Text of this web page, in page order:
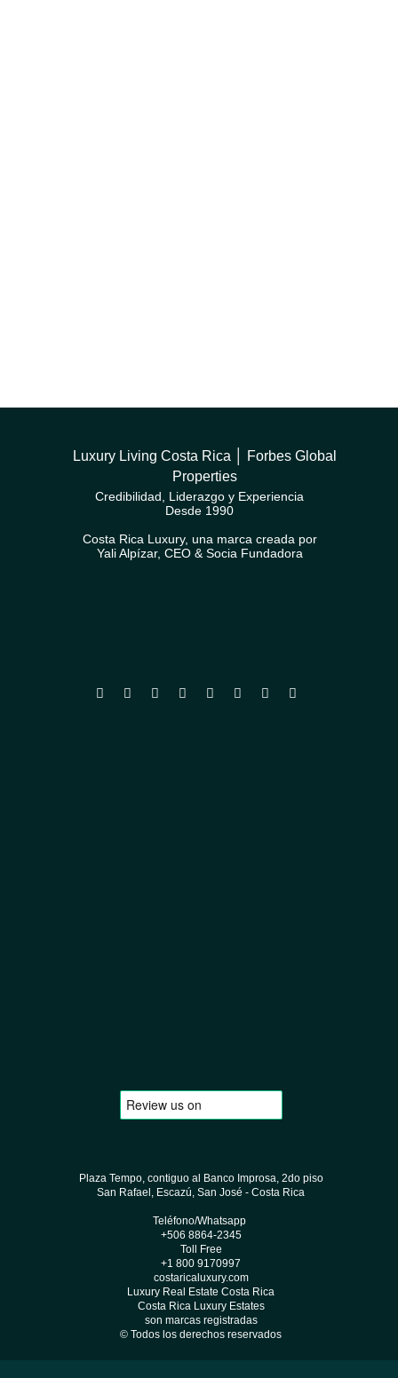
Luxury Living Costa Rica │ Forbes Global
Properties
Plaza Tempo, contiguo al Banco Improsa, 2do piso
San Rafael, Escazú, San José - Costa Rica
Teléfono/Whatsapp
+506 8864-2345
Toll Free
+1 800 9170997
costaricaluxury.com
Luxury Real Estate Costa Rica
Costa Rica Luxury Estates
son marcas registradas
© Todos los derechos reservados
Credibilidad, Liderazgo y Experiencia
Desde 1990
Costa Rica Luxury, una marca creada por
Yali Alpízar, CEO & Socia Fundadora
       